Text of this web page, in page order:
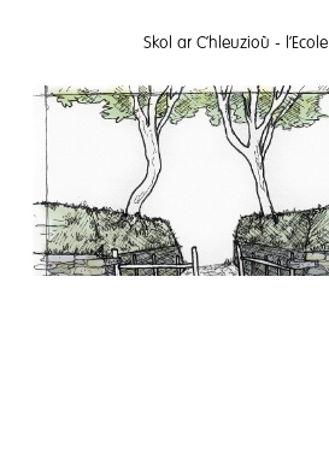
Skol ar C’hleuzioù -